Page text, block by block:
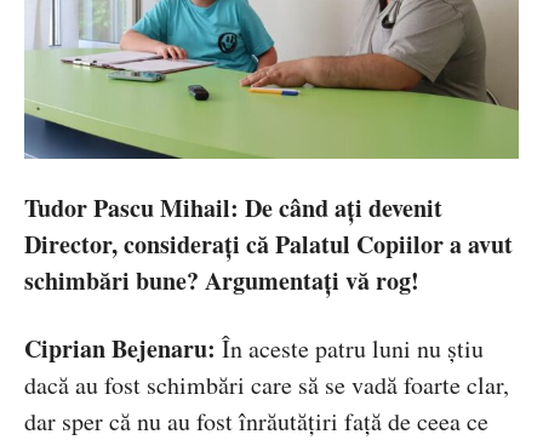
Tudor Pascu Mihail: De când ați devenit
Director, considerați că Palatul Copiilor a avut
schimbări bune? Argumentați vă rog!
Ciprian Bejenaru: În aceste patru luni nu știu
dacă au fost schimbări care să se vadă foarte clar,
dar sper că nu au fost înrăutăţiri față de ceea ce